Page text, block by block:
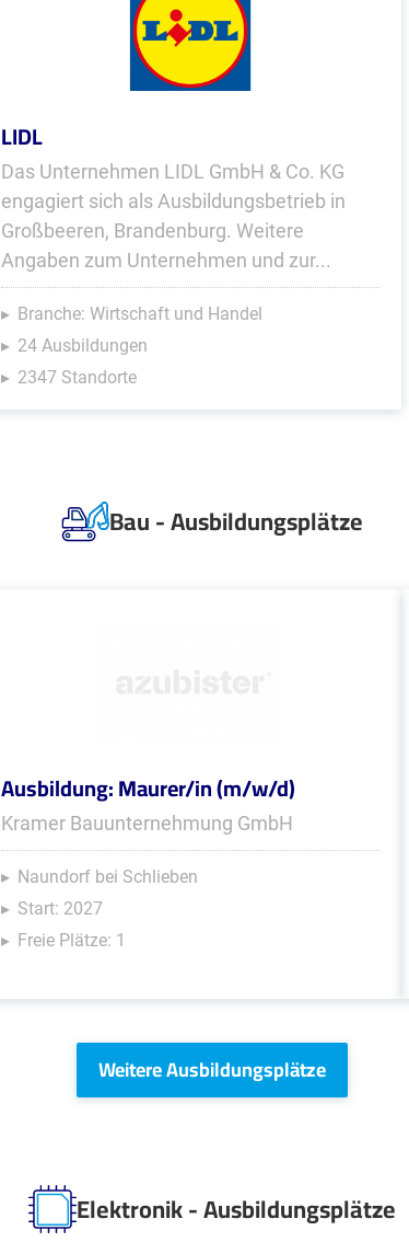
LIDL
Das Unternehmen LIDL GmbH & Co. KG
engagiert sich als Ausbildungsbetrieb in
Großbeeren, Brandenburg. Weitere
Angaben zum Unternehmen und zur...
Branche: Wirtschaft und Handel
24 Ausbildungen
2347 Standorte
Bau - Ausbildungsplätze
Ausbildung: Maurer/in (m/w/d)
Kramer Bauunternehmung GmbH
Naundorf bei Schlieben
Start: 2027
Freie Plätze: 1
Weitere Ausbildungsplätze
Elektronik - Ausbildungsplätze